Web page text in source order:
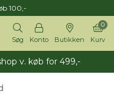
100,-
Søg Konto Butikken Kurv
0
v. køb for 499,-